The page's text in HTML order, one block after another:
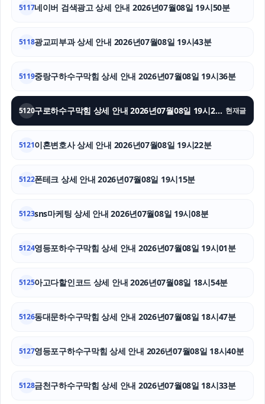
수원이혼변호사
애견파양
인스타 좋아요
5117네이버 검색광고 상세 안내 2026년07월08일 19시50분
5118광교피부과 상세 안내 2026년07월08일 19시43분
5119중랑구하수구막힘 상세 안내 2026년07월08일 19시36분
5120 구로하수구막힘 상세 안내 2026년07월08일 19시29분 현재글
5121이혼변호사 상세 안내 2026년07월08일 19시22분
5122폰테크 상세 안내 2026년07월08일 19시15분
5123sns마케팅 상세 안내 2026년07월08일 19시08분
5124영등포하수구막힘 상세 안내 2026년07월08일 19시01분
5125아고다할인코드 상세 안내 2026년07월08일 18시54분
5126동대문하수구막힘 상세 안내 2026년07월08일 18시47분
5127영등포구하수구막힘 상세 안내 2026년07월08일 18시40분
5128금천구하수구막힘 상세 안내 2026년07월08일 18시33분